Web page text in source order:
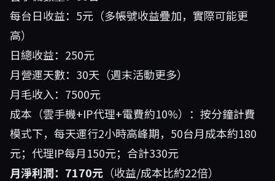
每台日收益：5元（多帳號收益疊加，實際可能更
高）
日總收益：250元
月營運天數：30天（週末活動更多）
月毛收入：7500元
成本（雲手機+IP代理+電費約10%）：按分鐘計費
模式下，每天運行2小時高峰期，50台月成本約180
元；代理IP每月150元；合計330元
月淨利潤：7170元 （收益/成本比約22倍）